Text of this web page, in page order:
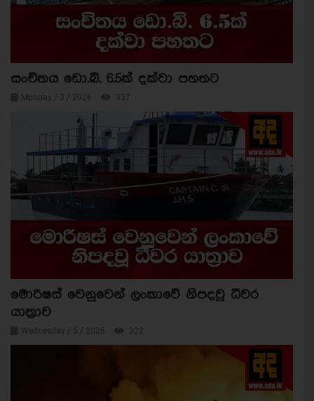
සංචිතය ඩො.බි. 6.5ක් දක්වා පහතට
Monday / 3 / 2026 337
මොරිෂස් වෙනුවෙන් ලංකාවේ නිපදවූ ධීවර
යාත්‍රාව
Wednesday / 5 / 2026 322